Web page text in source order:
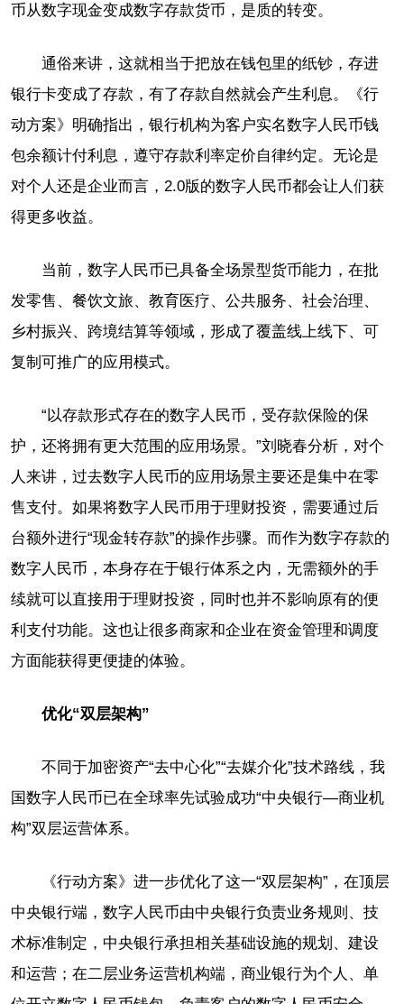
币从数字现金变成数字存款货币，是质的转变。
通俗来讲，这就相当于把放在钱包里的纸钞，存进
银行卡变成了存款，有了存款自然就会产生利息。《行
动方案》明确指出，银行机构为客户实名数字人民币钱
包余额计付利息，遵守存款利率定价自律约定。无论是
对个人还是企业而言，2.0版的数字人民币都会让人们获
得更多收益。
当前，数字人民币已具备全场景型货币能力，在批
发零售、餐饮文旅、教育医疗、公共服务、社会治理、
乡村振兴、跨境结算等领域，形成了覆盖线上线下、可
复制可推广的应用模式。
“以存款形式存在的数字人民币，受存款保险的保
护，还将拥有更大范围的应用场景。”刘晓春分析，对个
人来讲，过去数字人民币的应用场景主要还是集中在零
售支付。如果将数字人民币用于理财投资，需要通过后
台额外进行“现金转存款”的操作步骤。而作为数字存款的
数字人民币，本身存在于银行体系之内，无需额外的手
续就可以直接用于理财投资，同时也并不影响原有的便
利支付功能。这也让很多商家和企业在资金管理和调度
方面能获得更便捷的体验。
优化“双层架构”
不同于加密资产“去中心化”“去媒介化”技术路线，我
国数字人民币已在全球率先试验成功“中央银行—商业机
构”双层运营体系。
《行动方案》进一步优化了这一“双层架构”，在顶层
中央银行端，数字人民币由中央银行负责业务规则、技
术标准制定，中央银行承担相关基础设施的规划、建设
和运营；在二层业务运营机构端，商业银行为个人、单